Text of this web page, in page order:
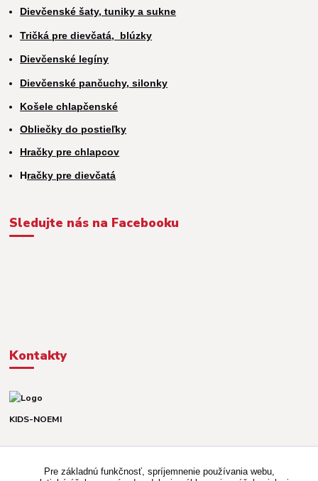
Dievčenské šaty, tuniky a sukne
Tričká pre dievčatá, blúzky
Dievčenské legíny
Dievčenské pančuchy, silonky
Košele chlapčenské
Obliečky do postieľky
Hračky pre chlapcov
Hračky pre dievčatá
Sledujte nás na Facebooku
Kontakty
KIDS-NOEMI
(Po-Pia, 8-16 hod.)
Pre základnú funkčnosť, spríjemnenie používania webu,